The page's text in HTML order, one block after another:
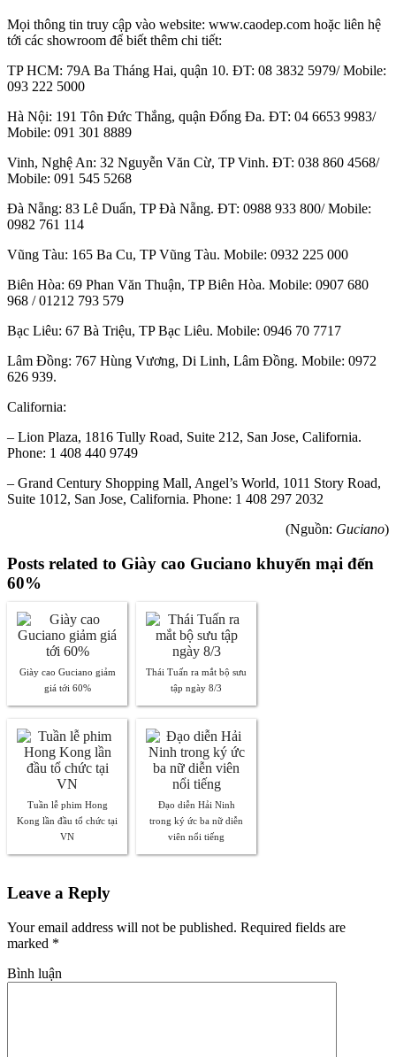
Mọi thông tin truy cập vào website: www.caodep.com hoặc liên hệ
tới các showroom để biết thêm chi tiết:
TP HCM: 79A Ba Tháng Hai, quận 10. ĐT: 08 3832 5979/ Mobile:
093 222 5000
Hà Nội: 191 Tôn Đức Thắng, quận Đống Đa. ĐT: 04 6653 9983/
Mobile: 091 301 8889
Vinh, Nghệ An: 32 Nguyễn Văn Cừ, TP Vinh. ĐT: 038 860 4568/
Mobile: 091 545 5268
Đà Nẵng: 83 Lê Duẩn, TP Đà Nẵng. ĐT: 0988 933 800/ Mobile:
0982 761 114
Vũng Tàu: 165 Ba Cu, TP Vũng Tàu. Mobile: 0932 225 000
Biên Hòa: 69 Phan Văn Thuận, TP Biên Hòa. Mobile: 0907 680
968 / 01212 793 579
Bạc Liêu: 67 Bà Triệu, TP Bạc Liêu. Mobile: 0946 70 7717
Lâm Đồng: 767 Hùng Vương, Di Linh, Lâm Đồng. Mobile: 0972
626 939.
California:
– Lion Plaza, 1816 Tully Road, Suite 212, San Jose, California.
Phone: 1 408 440 9749
– Grand Century Shopping Mall, Angel’s World, 1011 Story Road,
Suite 1012, San Jose, California. Phone: 1 408 297 2032
(Nguồn: Guciano)
Posts related to Giày cao Guciano khuyến mại đến
60%
Giày cao Guciano giảm
giá tới 60%
Thái Tuấn ra mắt bộ sưu
tập ngày 8/3
Tuần lễ phim Hong
Kong lần đầu tổ chức tại
VN
Đạo diễn Hải Ninh
trong ký ức ba nữ diễn
viên nổi tiếng
Leave a Reply
Your email address will not be published. Required fields are
marked *
Bình luận